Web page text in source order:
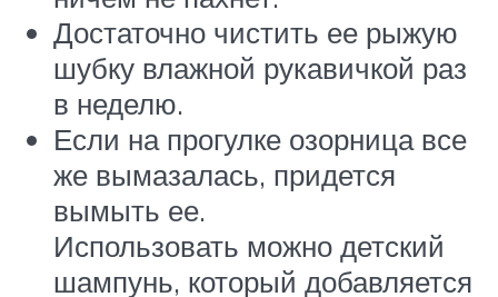
Достаточно чистить ее рыжую
шубку влажной рукавичкой раз
в неделю.
Если на прогулке озорница все
же вымазалась, придется
вымыть ее.
Использовать можно детский
шампунь, который добавляется